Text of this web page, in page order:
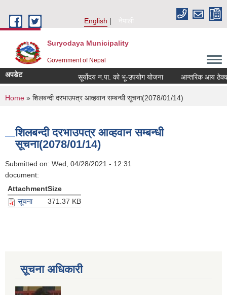
English
नेपाली
Suryodaya Municipality
Government of Nepal
अपडेट सूर्योदय न.पा. को भू-उपयोग योजना आन्तरिक आय ठेक्का
You are here
Home » शिलबन्दी दरभाउपत्र आव्हवान सम्बन्धी सूचना(2078/01/14)
शिलबन्दी दरभाउपत्र आव्हवान सम्बन्धी
सूचना(2078/01/14)
Submitted on: Wed, 04/28/2021 - 12:31
document:
AttachmentSize
सूचना
371.37 KB
सूचना अधिकारी